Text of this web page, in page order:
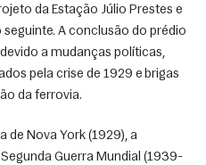
da Estação Júlio Prestes e
A conclusão do prédio
a mudanças políticas,
pela crise de 1929 e brigas
da ferrovia.
de Nova York (1929), a
Guerra Mundial (1939-